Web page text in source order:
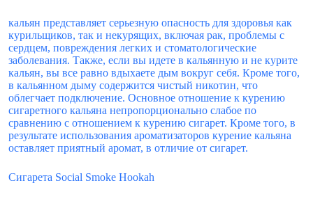
кальян представляет серьезную опасность для здоровья как
курильщиков, так и некурящих, включая рак, проблемы с
сердцем, повреждения легких и стоматологические
заболевания. Также, если вы идете в кальянную и не курите
кальян, вы все равно вдыхаете дым вокруг себя. Кроме того,
в кальянном дыму содержится чистый никотин, что
облегчает подключение. Основное отношение к курению
сигаретного кальяна непропорционально слабое по
сравнению с отношением к курению сигарет. Кроме того, в
результате использования ароматизаторов курение кальяна
оставляет приятный аромат, в отличие от сигарет.
Сигарета Social Smoke Hookah